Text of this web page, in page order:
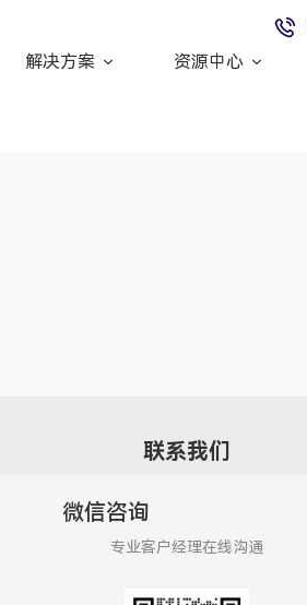
解决方案 资源中心
联系我们
微信咨询
专业客户经理在线沟通